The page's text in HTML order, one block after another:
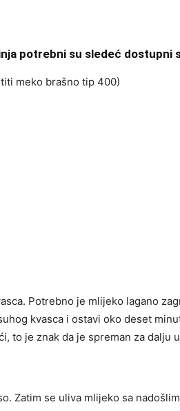
potrebni su sledeć dostupni
meko brašno tip 400)
Potrebno je mlijeko lagano
kvasca i ostavi oko deset
to je znak da je spreman za dalju
Zatim se uliva mlijeko sa